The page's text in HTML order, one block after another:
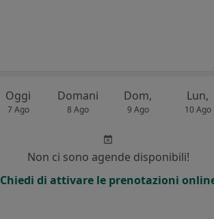
Oggi
7 Ago
Domani
8 Ago
Dom,
9 Ago
Lun,
10 Ago
Non ci sono agende disponibili!
Chiedi di attivare le prenotazioni